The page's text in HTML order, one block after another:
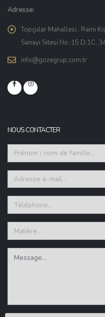
Adresse:
Topçular Mahallesi , Rami
Sanayi Sitesi No :15 D:1C,
info@gozegrup.com.tr
NOUS CONTACTER